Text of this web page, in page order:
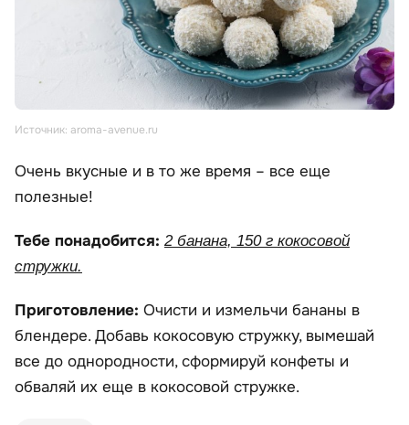
Источник: aroma-avenue.ru
Очень вкусные и в то же время – все еще
полезные!
Тебе понадобится: 2 банана, 150 г кокосовой
стружки.
Приготовление: Очисти и измельчи бананы в
блендере. Добавь кокосовую стружку, вымешай
все до однородности, сформируй конфеты и
обваляй их еще в кокосовой стружке.